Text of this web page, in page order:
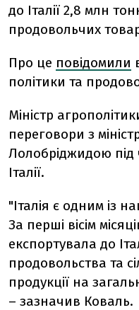
до Італії 2,8 млн
продовольчих
Про це повідомили
політики та
Міністр
переговори з
Лолобріджидою під
Італії.
"Італія є одним із
За перші вісім
експортувала до
продовольства та
продукції на
– зазначив Коваль.